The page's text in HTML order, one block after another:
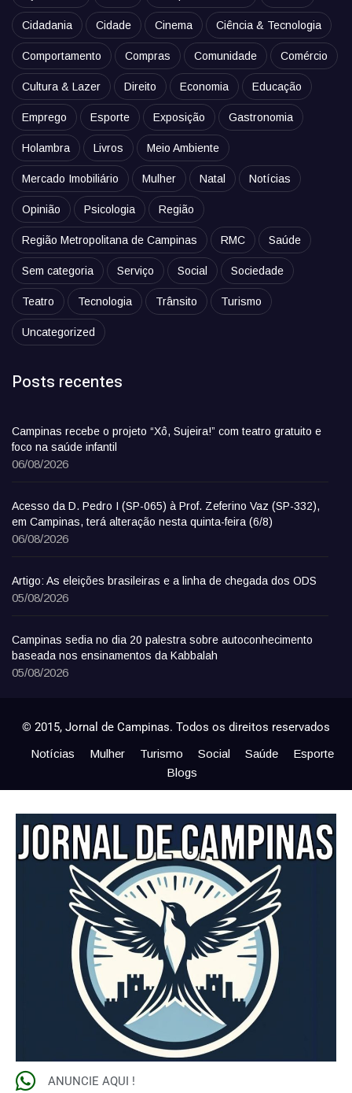
Cidadania Cidade Cinema Ciência & Tecnologia
Comportamento Compras Comunidade Comércio
Cultura & Lazer Direito Economia Educação
Emprego Esporte Exposição Gastronomia
Holambra Livros Meio Ambiente
Mercado Imobiliário Mulher Natal Notícias
Opinião Psicologia Região
Região Metropolitana de Campinas RMC Saúde
Sem categoria Serviço Social Sociedade
Teatro Tecnologia Trânsito Turismo
Uncategorized
Posts recentes
Campinas recebe o projeto “Xô, Sujeira!” com teatro gratuito e
foco na saúde infantil
06/08/2026
Acesso da D. Pedro I (SP-065) à Prof. Zeferino Vaz (SP-332),
em Campinas, terá alteração nesta quinta-feira (6/8)
06/08/2026
Artigo: As eleições brasileiras e a linha de chegada dos ODS
05/08/2026
Campinas sedia no dia 20 palestra sobre autoconhecimento
baseada nos ensinamentos da Kabbalah
05/08/2026
© 2015, Jornal de Campinas. Todos os direitos reservados
Notícias Mulher Turismo Social Saúde
Esporte
Blogs
ANUNCIE AQUI !